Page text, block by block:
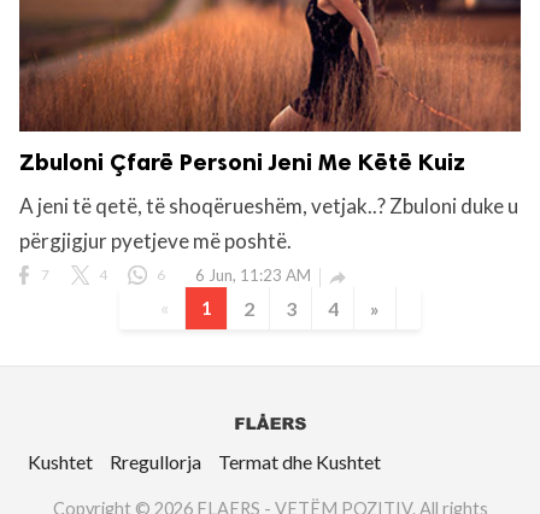
Zbuloni Çfarë Personi Jeni Me Këtë Kuiz
A jeni të qetë, të shoqërueshëm, vetjak..? Zbuloni duke u
përgjigjur pyetjeve më poshtë.
7 4 6 6 Jun, 11:23 AM

«
1 2 3 4 »
Kushtet Rregullorja Termat dhe Kushtet
Copyright © 2026 FLAERS - VETËM POZITIV. All rights